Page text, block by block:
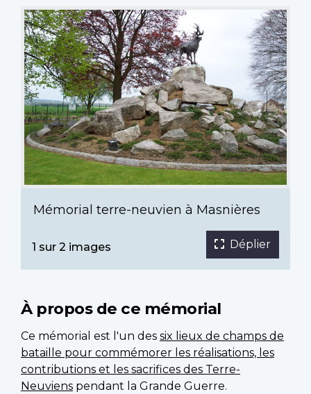
Mémorial
terre-
neuvien
à
Masnières
Mémorial terre-neuvien à Masnières
Déplier
1 sur 2 images
À propos de ce mémorial
Ce mémorial est l'un des six lieux de champs de
bataille pour commémorer les réalisations, les
contributions et les sacrifices des Terre-
Neuviens pendant la Grande Guerre.